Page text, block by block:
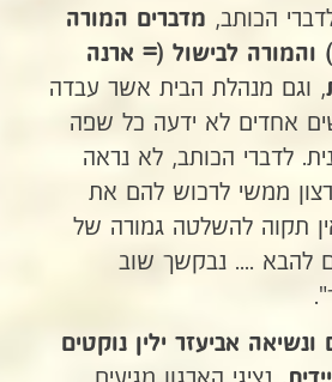
הכותב, מדברים המורה
והמורה לבישול (= ארנה
, וגם מנהלת הבית אשר עבדה
אחדים לא ידעה כל שפה
לדברי הכותב, לא נראה
ממשי לרכוש להם את
תקוה להשלטה גמורה של
להבא .... נבקשך שוב
אביעזר ילין נוקטים